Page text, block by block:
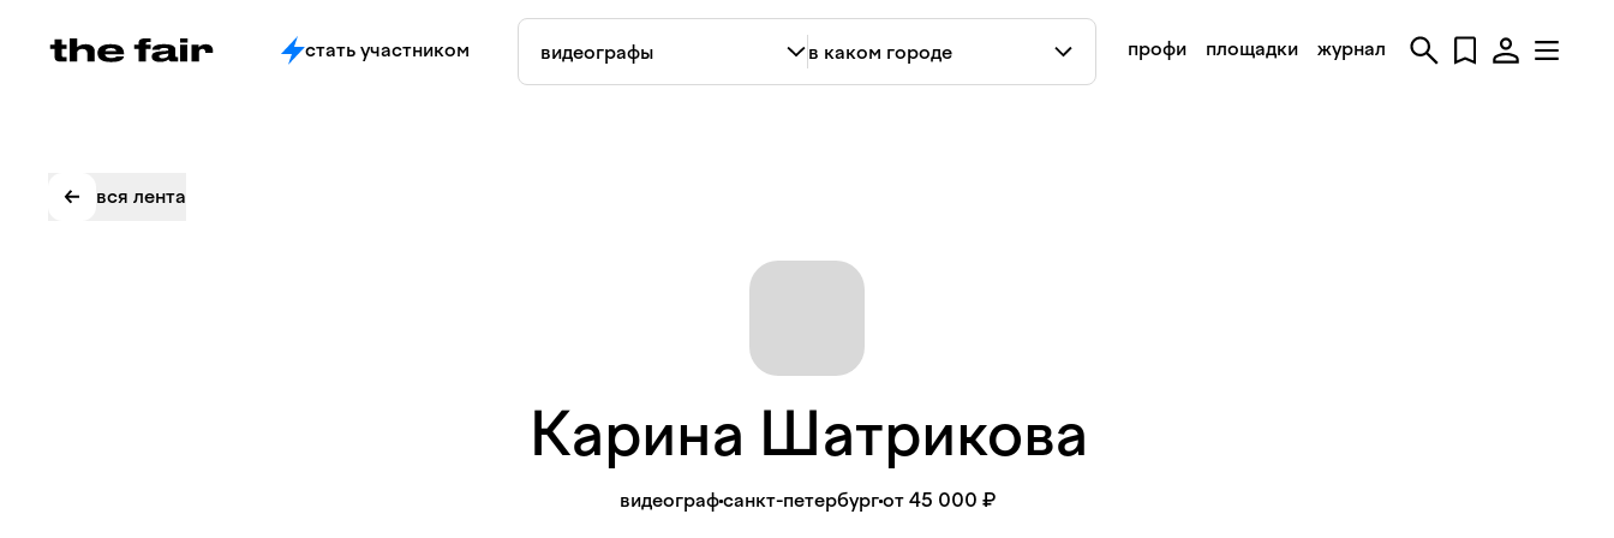
профи площадки журнал
стать участником
вся лента
Карина Шатрикова
видеографсанкт-петербургот 45 000 ₽